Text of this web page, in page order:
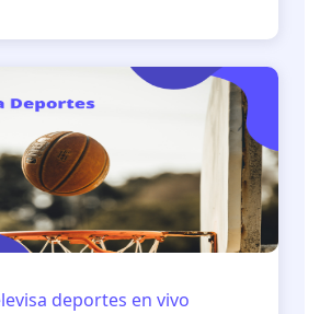
deportes en vivo